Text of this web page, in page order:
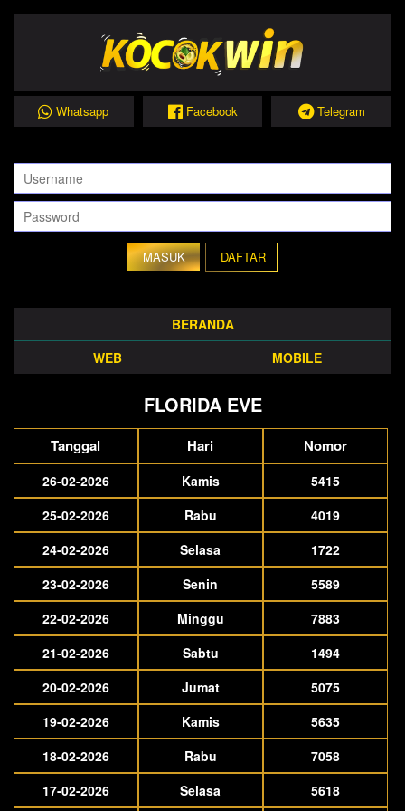
Whatsapp Facebook Telegram
DAFTAR
BERANDA
WEB
MOBILE
FLORIDA EVE
Tanggal Hari Nomor
26-02-2026 Kamis
5415
25-02-2026
Rabu
4019
24-02-2026
Selasa
1722
23-02-2026
Senin
5589
22-02-2026
Minggu
7883
21-02-2026
Sabtu
1494
20-02-2026
Jumat
5075
19-02-2026
Kamis
5635
18-02-2026
Rabu
7058
17-02-2026
Selasa 5618